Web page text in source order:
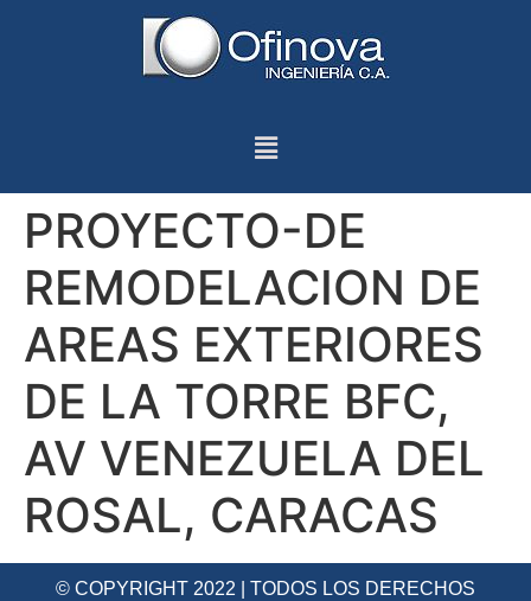
PROYECTO-DE
REMODELACION DE
AREAS EXTERIORES
DE LA TORRE BFC,
AV VENEZUELA DEL
ROSAL, CARACAS
© COPYRIGHT 2022 | TODOS LOS DERECHOS